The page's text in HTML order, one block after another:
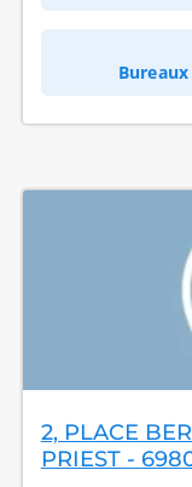
Bureaux
2, PLACE
PRIEST -